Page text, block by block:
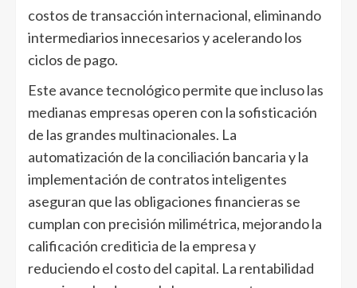
costos de transacción internacional, eliminando
intermediarios innecesarios y acelerando los
ciclos de pago.
Este avance tecnológico permite que incluso las
medianas empresas operen con la sofisticación
de las grandes multinacionales. La
automatización de la conciliación bancaria y la
implementación de contratos inteligentes
aseguran que las obligaciones financieras se
cumplan con precisión milimétrica, mejorando la
calificación crediticia de la empresa y
reduciendo el costo del capital. La rentabilidad